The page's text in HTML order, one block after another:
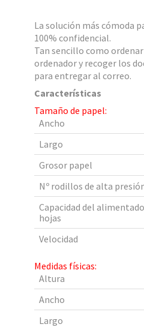
La solución más cómoda
100% confidencial.
Tan sencillo como
ordenador y recoger los
para entregar al correo.
Características
Tamaño de papel:
Ancho
Largo
Grosor papel
Nº rodillos de alta
Capacidad del
hojas
Velocidad
Medidas físicas:
Altura
Ancho
Largo